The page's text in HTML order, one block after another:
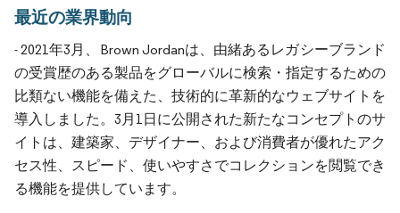
最近の業界動向
- 2021年3月、Brown Jordanは、由緒あるレガシーブランド
の受賞歴のある製品をグローバルに検索・指定するための
比類ない機能を備えた、技術的に革新的なウェブサイトを
導入しました。3月1日に公開された新たなコンセプトのサ
イトは、建築家、デザイナー、および消費者が優れたアク
セス性、スピード、使いやすさでコレクションを閲覧でき
る機能を提供しています。